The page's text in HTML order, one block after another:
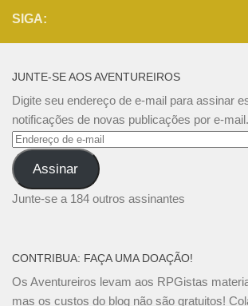
SIGA:
JUNTE-SE AOS AVENTUREIROS
Digite seu endereço de e-mail para assinar
notificações de novas publicações por e-mail.
Endereço
de
e-
mail
Assinar
Junte-se a 184 outros assinantes
CONTRIBUA: FAÇA UMA DOAÇÃO!
Os Aventureiros levam aos RPGistas
mas os custos do blog não são gratuitos!